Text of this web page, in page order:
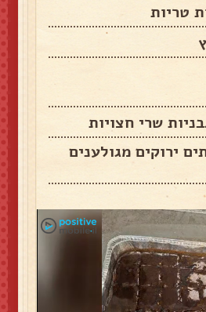
זיתים ירוקים מגולענים